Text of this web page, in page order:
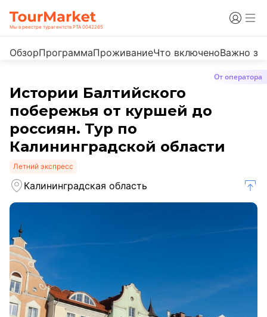
Мы в реестре турагентств РТА 0042265
ОбзорПрограммаПроживаниеЧто включеноВажно
От оператора
Истории Балтийского
побережья от куршей до
россиян. Тур по
Калининградской области
Летний экспресс
Калининградская область